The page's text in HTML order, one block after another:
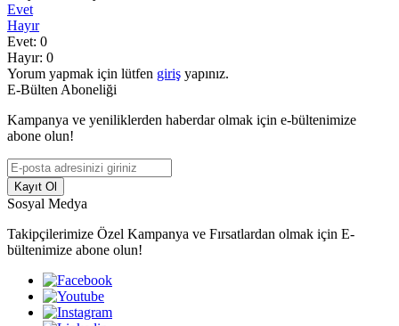
Evet
Hayır
Evet: 0
Hayır: 0
Yorum yapmak için lütfen giriş yapınız.
E-Bülten Aboneliği
Kampanya ve yeniliklerden haberdar olmak için e-bültenimize
abone olun!
Kayıt Ol
Sosyal Medya
Takipçilerimize Özel Kampanya ve Fırsatlardan olmak için E-
bültenimize abone olun!